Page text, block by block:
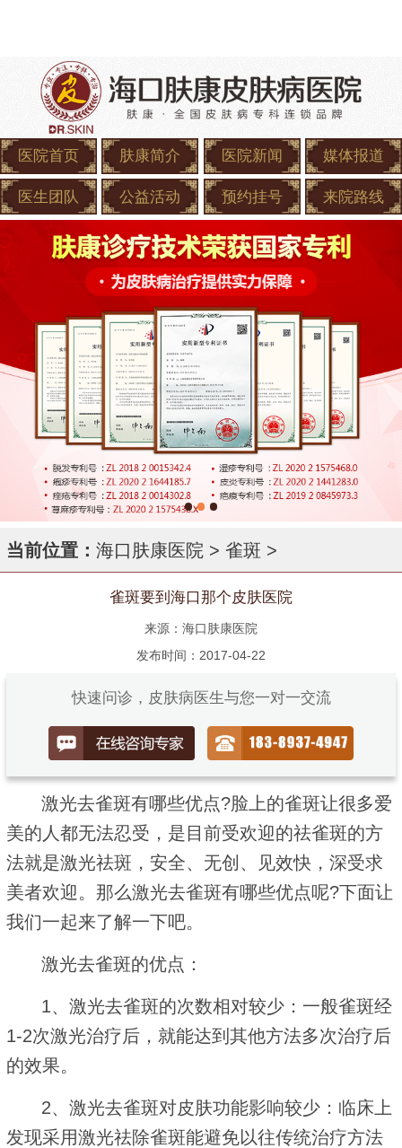
医院首页 肤康简介 医院新闻 媒体报道
医生团队 公益活动 预约挂号 来院路线
当前位置： 海口肤康医院 > 雀斑 >
雀斑要到海口那个皮肤医院
来源：海口肤康医院
发布时间：2017-04-22
快速问诊，皮肤病医生与您一对一交流
激光去雀斑有哪些优点?脸上的雀斑让很多爱
美的人都无法忍受，是目前受欢迎的祛雀斑的方
法就是激光祛斑，安全、无创、见效快，深受求
美者欢迎。那么激光去雀斑有哪些优点呢?下面让
我们一起来了解一下吧。
激光去雀斑的优点：
1、激光去雀斑的次数相对较少：一般雀斑经
1-2次激光治疗后，就能达到其他方法多次治疗后
的效果。
2、激光去雀斑对皮肤功能影响较少：临床上
发现采用激光祛除雀斑能避免以往传统治疗方法